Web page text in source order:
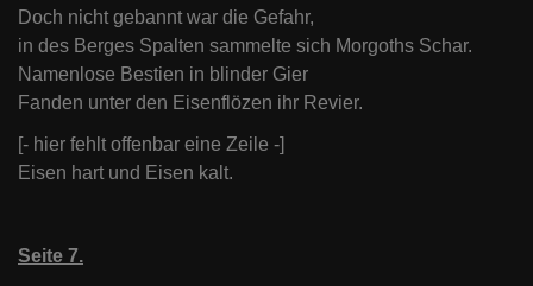
Doch nicht gebannt war die Gefahr,
in des Berges Spalten sammelte sich Morgoths Schar.
Namenlose Bestien in blinder Gier
Fanden unter den Eisenflözen ihr Revier.
[- hier fehlt offenbar eine Zeile -]
Eisen hart und Eisen kalt.
Seite 7.